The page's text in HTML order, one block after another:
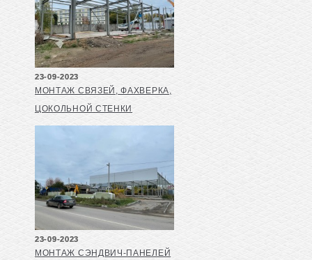
23-09-2023
МОНТАЖ СВЯЗЕЙ, ФАХВЕРКА,
ЦОКОЛЬНОЙ СТЕНКИ
23-09-2023
МОНТАЖ СЭНДВИЧ-ПАНЕЛЕЙ